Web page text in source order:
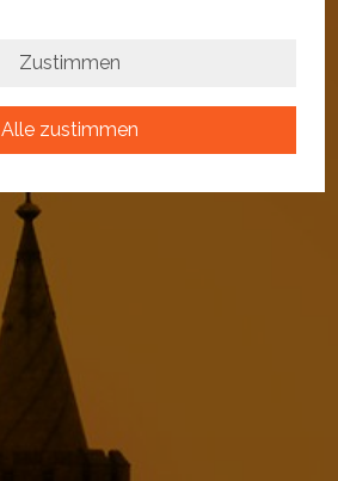
Zustimmen
Alle zustimmen